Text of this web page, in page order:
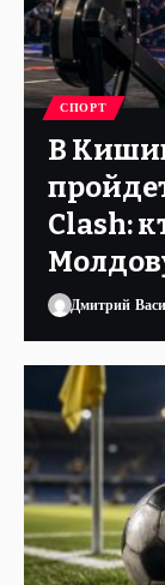
СПОРТ
В
Clash:
Дмитрий